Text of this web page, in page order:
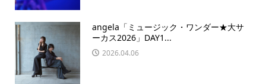
angela「ミュージック・ワンダー★大サ
ーカス2026」DAY1...
2026.04.06